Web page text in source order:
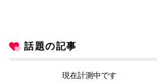
話題の記事
現在計測中です